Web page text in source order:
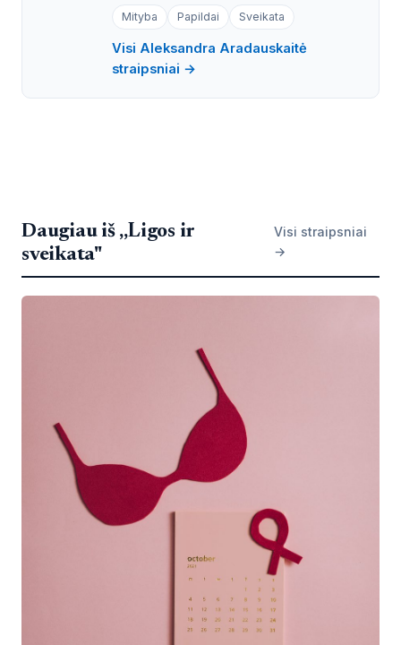
Mityba Papildai Sveikata
Visi Aleksandra Aradauskaitė
straipsniai →
Daugiau iš „Ligos ir
sveikata"
Visi straipsniai
→